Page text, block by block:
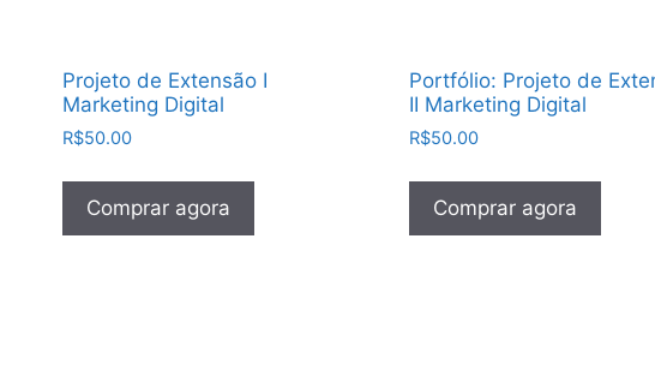
Projeto de Extensão I
Marketing Digital
R$50.00
Comprar agora
Portfólio: Projeto de
II Marketing Digital
R$50.00
Comprar agora